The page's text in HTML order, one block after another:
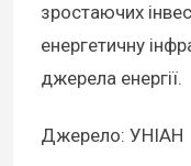
зростаючих
енергетичну
джерела енергії.
Джерело: УНІАН